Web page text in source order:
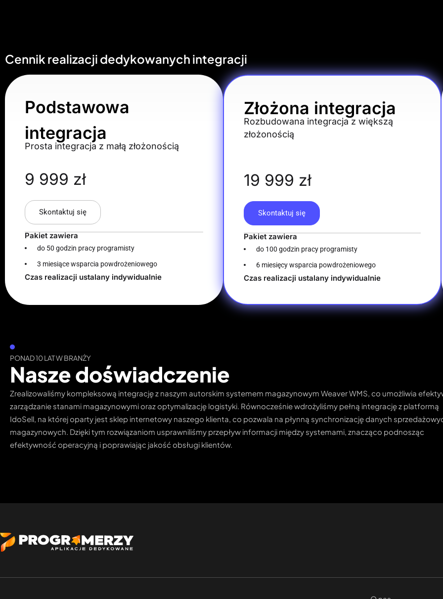
Cennik realizacji dedykowanych integracji
Podstawowa
integracja
Prosta integracja z małą złożonością
9 999 zł
Skontaktuj się
Pakiet zawiera
do 50 godzin pracy programisty
3 miesiące wsparcia powdrożeniowego
Czas realizacji ustalany indywidualnie​
Złożona integracja
Rozbudowana integracja z większą
złożonością
19 999 zł
Skontaktuj się
Pakiet zawiera
do 100 godzin pracy programisty
6 miesięcy wsparcia powdrożeniowego
Czas realizacji ustalany indywidualnie​
PONAD 10 LAT W BRANŻY
Nasze doświadczenie
Zrealizowaliśmy kompleksową integrację z naszym autorskim systemem magazynowym Weaver WMS, co umożliwia
zarządzanie stanami magazynowymi oraz optymalizację logistyki. Równocześnie wdrożyliśmy pełną integrację z platformą
IdoSell, na której oparty jest sklep internetowy naszego klienta, co pozwala na płynną synchronizację danych
magazynowych. Dzięki tym rozwiązaniom usprawniliśmy przepływ informacji między systemami, znacząco podnosząc
efektywność operacyjną i poprawiając jakość obsługi klientów.